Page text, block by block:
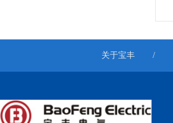
关于宝丰 /